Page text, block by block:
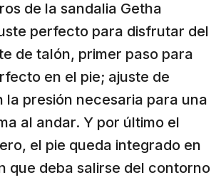
de la sandalia Getha
perfecto para disfrutar del
de talón, primer paso para
en el pie; ajuste de
la presión necesaria para una
al andar. Y por último el
el pie queda integrado en
que deba salirse del contorno